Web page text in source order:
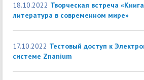
18.10.2022 Творческая встреча
литература в современном мире»
17.10.2022 Тестовый доступ к
системе Znanium